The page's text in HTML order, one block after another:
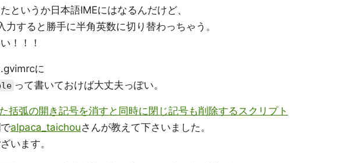
というか日本語IMEにはなるんだけど、
力すると勝手に半角英数に切り替わっちゃう。
！！！
に
って書いておけば大丈夫っぽい。
括弧の開き記号を消すと同時に閉じ記号も削除するスクリプト
alpaca_taichouさんが教えて下さいました。
います。